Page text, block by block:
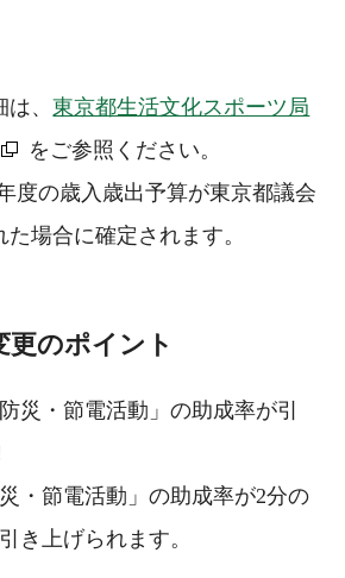
は、東京都生活文化スポーツ局
をご参照ください。
度の歳入歳出予算が東京都議会
場合に確定されます。
更のポイント
災・節電活動」の助成率が引
・節電活動」の助成率が2分の
き上げられます。